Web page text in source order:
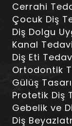
Cerrahi
Çocuk Diş
Diş Dolgu
Kanal
Diş Eti
Ortodontik
Gülüş
Protetik Diş
Gebelik ve
Diş